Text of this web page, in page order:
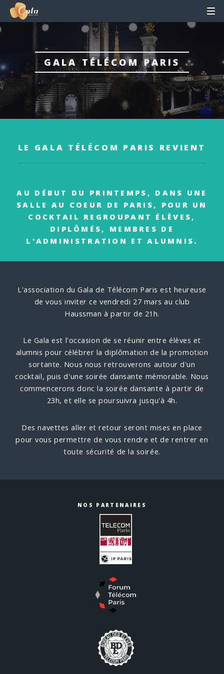
GALA TÉLÉCOM PARIS
LE GALA TÉLÉCOM PARIS REVIENT
AU DÉBUT DU PRINTEMPS, DANS UNE
SALLE AU COEUR DE PARIS, POUR UN
COCKTAIL REGROUPANT ÉLÈVES,
DIPLÔMÉS, MEMBRES DE
L'ADMINISTRATION ET ALUMNIS.
L'association du Gala de Télécom Paris est heureuse
de vous inviter ce vendredi 27 mars au club
Haussman à partir de 21h.
Le Gala est l'occasion de se réunir entre élèves et
alumnis pour célébrer la diplômation de la promotion
sortante. Nous nous retrouverons autour d'un
cocktail, puis d'une soirée dansante mémorable. Nous
commencerons donc la soirée dansante à partir de
23h, et elle se poursuivra jusqu'à 4h.
Des navettes aller et retour seront mises en place
pour vous permettre de vous rendre et de rentrer en
toute sécurité de la soirée.
NOS PARTENAIRES